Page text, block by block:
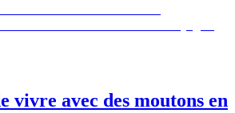
vivre avec des moutons en